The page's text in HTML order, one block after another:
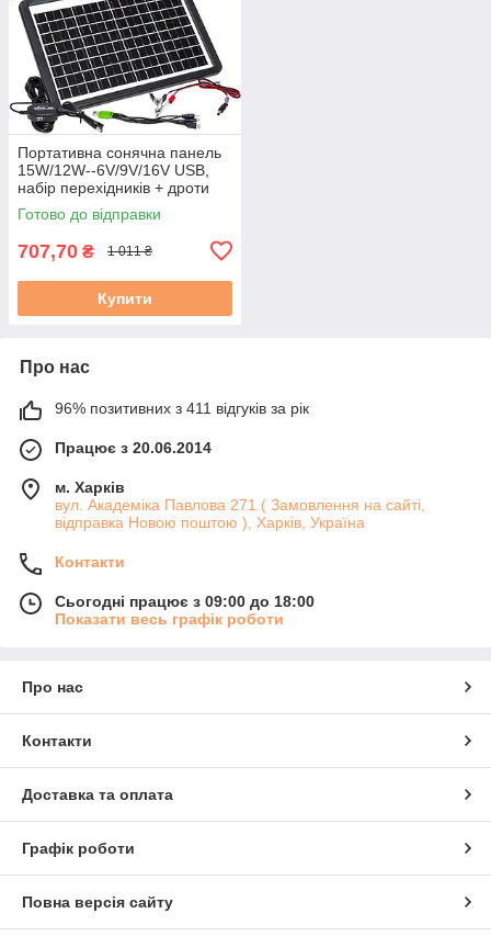
Портативна сонячна панель
15W/12W--6V/9V/16V USB,
набір перехідників + дроти
АКБ, розмір 36х25см
Готово до відправки
707,70 ₴ 1 011 ₴
Купити
Про нас
96% позитивних з 411 відгуків за рік
Працює з 20.06.2014
м. Харків
вул. Академіка Павлова 271 ( Замовлення на сайті,
відправка Новою поштою ), Харків, Україна
Контакти
Сьогодні працює з 09:00 до 18:00
Показати весь графік роботи
Про нас
Контакти
Доставка та оплата
Графік роботи
Повна версія сайту